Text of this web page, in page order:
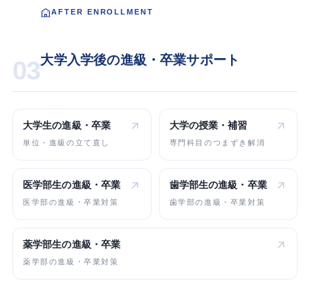
03
AFTER ENROLLMENT
大学入学後の進級・卒業サポート
大学生の進級・卒業
単位・進級の立て直し
大学の授業・補習
専門科目のつまずき解消
医学部生の進級・卒業
医学部の進級・卒業対策
歯学部生の進級・卒業
歯学部の進級・卒業対策
薬学部生の進級・卒業
薬学部の進級・卒業対策